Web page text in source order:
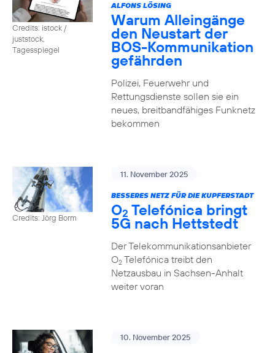
Credits: istock /
juststock,
Tagesspiegel
ALFONS LÖSING
Warum Alleingänge
den Neustart der
BOS-Kommunikation
gefährden
Polizei, Feuerwehr und
Rettungsdienste sollen sie ein
neues, breitbandfähiges Funknetz
bekommen
Credits: Jörg Borm
11. November 2025
BESSERES NETZ FÜR DIE KUPFERSTADT
O2 Telefónica bringt
5G nach Hettstedt
Der Telekommunikationsanbieter
O2Telefónica treibt den
Netzausbau in Sachsen-Anhalt
weiter voran
10. November 2025